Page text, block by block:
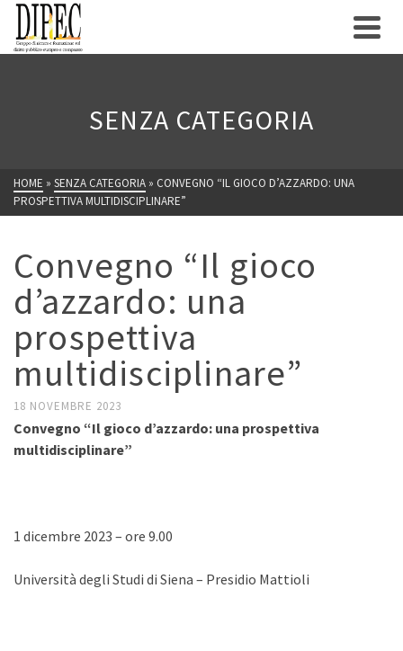
SENZA CATEGORIA
HOME » SENZA CATEGORIA » CONVEGNO “IL GIOCO D’AZZARDO: UNA
PROSPETTIVA MULTIDISCIPLINARE”
Convegno “Il gioco
d’azzardo: una
prospettiva
multidisciplinare”
18 NOVEMBRE 2023
Convegno “Il gioco d’azzardo: una prospettiva
multidisciplinare”
1 dicembre 2023 – ore 9.00
Università degli Studi di Siena – Presidio Mattioli